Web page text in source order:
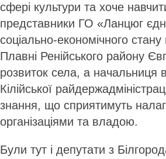
сфері культури та хоче
представники ГО «Ланцюг
соціально-економічного
Плавні Ренійського району
розвиток села, а начальниця
Кілійської
знання, що сприятимуть
організаціями та владою.
Були тут і депутати з